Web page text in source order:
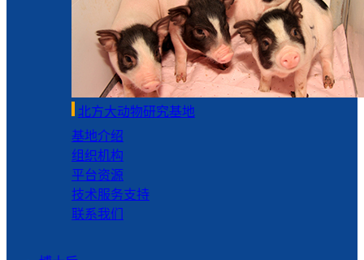
北方大动物研究基地
基地介绍
组织机构
平台资源
技术服务支持
联系我们